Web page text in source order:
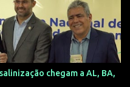
Prova Social: Nos
de supostos
golpe, mas chegou!" .
para passar uma
de Plataforma: Ao tentar
e levado para um site
chegam a AL, BA,